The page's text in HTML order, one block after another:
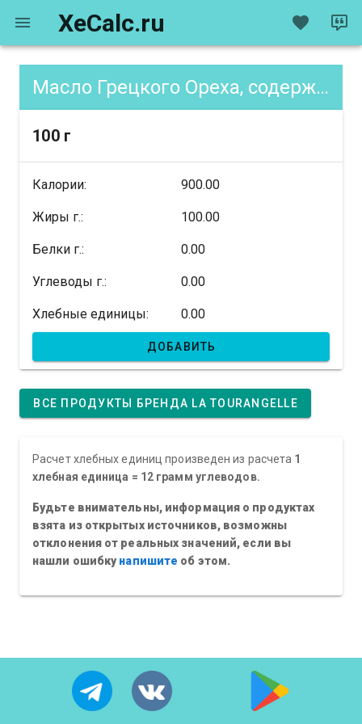
XeCalc.ru
Масло Грецкого Ореха, содержание XE
100 г
Калории: 900.00
Жиры г.: 100.00
Белки г.: 0.00
Углеводы г.: 0.00
Хлебные единицы: 0.00
ДОБАВИТЬ
ВСЕ ПРОДУКТЫ БРЕНДА LA TOURANGELLE
Расчет хлебных единиц произведен из расчета 1
хлебная единица = 12 грамм углеводов.
Будьте внимательны, информация о продуктах
взята из открытых источников, возможны
отклонения от реальных значений, если вы
нашли ошибкунапишите об этом.